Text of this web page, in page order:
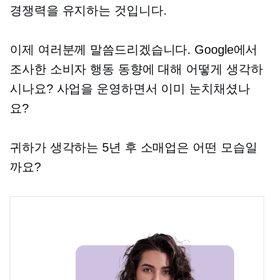
경쟁력을 유지하는 것입니다.
이제 여러분께 말씀드리겠습니다. Google에서
조사한 소비자 행동 동향에 대해 어떻게 생각하
시나요? 사업을 운영하면서 이미 눈치채셨나
요?
귀하가 생각하는 5년 후 소매업은 어떤 모습일
까요?